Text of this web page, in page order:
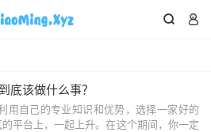
 
底该做什么事？
用自己的专业知识和优势，选择一家好的
平台上，一起上升。在这个期间，你一定